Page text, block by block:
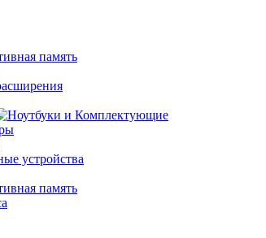
память
устройства
память